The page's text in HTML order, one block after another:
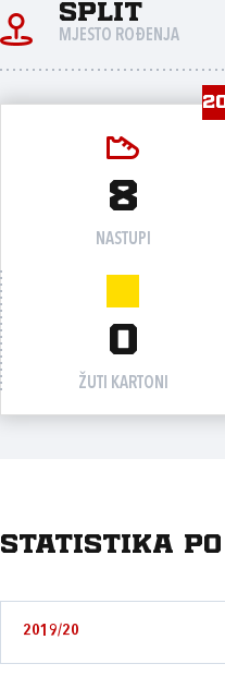
Split
MJESTO ROĐENJA
8
NASTUPI
0
ŽUTI KARTONI
Statistika po
2019/20